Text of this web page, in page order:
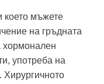
което мъжете
на гръдната
хормонален
употреба на
Хирургичното